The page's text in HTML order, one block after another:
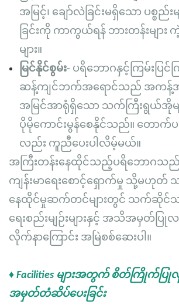
အမြင့်၊ ချော်လဲခြင်းမရှိသော ပစ္စည်း
ခြင်းကို ကာကွယ်ရန် ဘားတန်းမျာ
များ။
မြင်နိုင်စွမ်း- ပရိဘောဂနှင့်ကြမ်းပြင်က
ဆန့်ကျင်ဘက်အရောင်သည် အကန့်
အမြင်အာရုံရှိသော သက်ကြီးရွယ်အိုမ
ပိုမိုကောင်းမွန်စေနိုင်သည်။ တောက်
လည်း ကူညီပေးပါလိမ့်မယ်။
အကြီးတန်းနေထိုင်သည့်ပရိဘောဂသ
ကျန်းမာရေးစောင့်ရှောက်မှု သို့မဟုတ်
နေထိုင်မှုဆက်တင်များတွင် သက်ဆိုင်
ရေးစည်းမျဉ်းများနှင့် အသိအမှတ်ပြု
လိုက်နာကြောင်း အမြဲစစ်ဆေးပါ။
♦ Facilities များအတွက် စိတ်ကြိုက်ပြုလု
အမှတ်တံဆိပ်ပေးခြင်း